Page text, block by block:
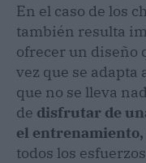
En el caso de los
también resulta
ofrecer un diseño
vez que se adapta
que no se lleva
de disfrutar de
el entrenamiento,
todos los